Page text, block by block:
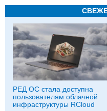
РЕД ОС стала доступна
пользователям облачной
инфраструктуры RCloud